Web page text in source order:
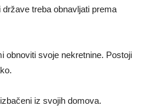
treba obnavljati prema
obnoviti svoje nekretnine. Postoji
iz svojih domova.